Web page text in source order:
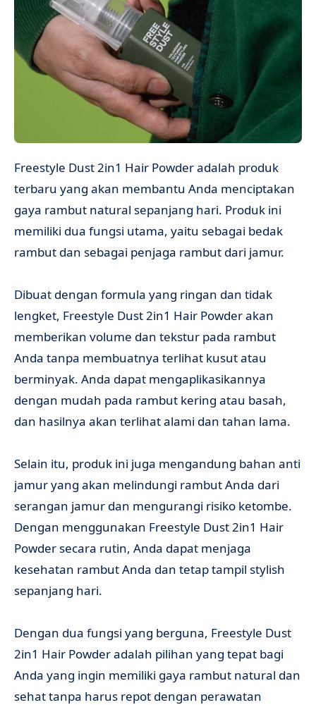
Freestyle Dust 2in1 Hair Powder adalah produk
terbaru yang akan membantu Anda menciptakan
gaya rambut natural sepanjang hari. Produk ini
memiliki dua fungsi utama, yaitu sebagai bedak
rambut dan sebagai penjaga rambut dari jamur.
Dibuat dengan formula yang ringan dan tidak
lengket, Freestyle Dust 2in1 Hair Powder akan
memberikan volume dan tekstur pada rambut
Anda tanpa membuatnya terlihat kusut atau
berminyak. Anda dapat mengaplikasikannya
dengan mudah pada rambut kering atau basah,
dan hasilnya akan terlihat alami dan tahan lama.
Selain itu, produk ini juga mengandung bahan anti
jamur yang akan melindungi rambut Anda dari
serangan jamur dan mengurangi risiko ketombe.
Dengan menggunakan Freestyle Dust 2in1 Hair
Powder secara rutin, Anda dapat menjaga
kesehatan rambut Anda dan tetap tampil stylish
sepanjang hari.
Dengan dua fungsi yang berguna, Freestyle Dust
2in1 Hair Powder adalah pilihan yang tepat bagi
Anda yang ingin memiliki gaya rambut natural dan
sehat tanpa harus repot dengan perawatan